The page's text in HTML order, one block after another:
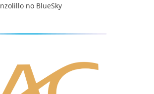
no BlueSky